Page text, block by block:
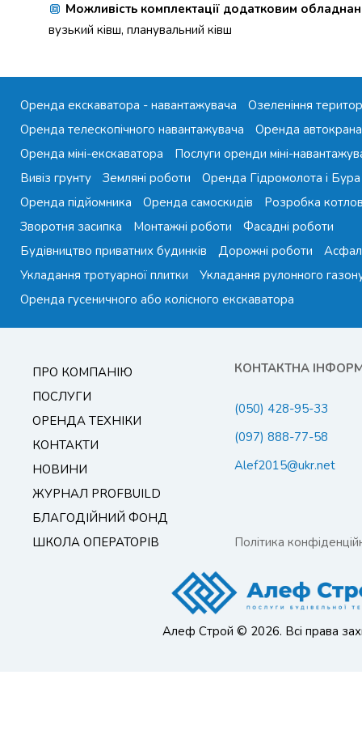
Можливість комплектації додатковим
вузький ківш, планувальний ківш
Оренда екскаватора - навантажувача
Озеленіння
Оренда телескопічного навантажувача
Оренда автокрана
Оренда міні-екскаватора
Послуги оренди міні-
Вивіз грунту
Земляні роботи
Оренда Гідромолота і Бура
Оренда підйомника
Оренда самоскидів
Розробка
Зворотня засипка
Монтажні роботи
Фасадні роботи
Будівництво приватних будинків
Дорожні роботи
Укладання тротуарної плитки
Укладання рулонного
Оренда гусеничного або колісного екскаватора
ПРО КОМПАНІЮ
ПОСЛУГИ
ОРЕНДА ТЕХНІКИ
КОНТАКТИ
НОВИНИ
ЖУРНАЛ PROFBUILD
БЛАГОДІЙНИЙ ФОНД
ШКОЛА ОПЕРАТОРІВ
КОНТАКТНА
(050) 428-95-33
(097) 888-77-58
Alef2015@ukr.net
Політика
Алеф Строй © 2026. Всі права